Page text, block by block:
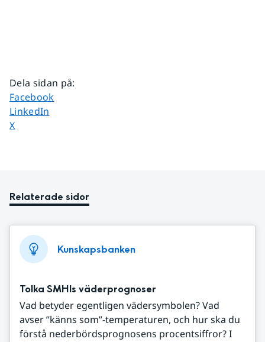
Dela sidan på:
Dela sidan på
Facebook
Dela sidan på
LinkedIn
Dela sidan på
X
Relaterade sidor
Kunskapsbanken
Tolka SMHIs väderprognoser
Vad betyder egentligen vädersymbolen? Vad
avser ”känns som”-temperaturen, och hur ska du
förstå nederbördsprognosens procentsiffror? I